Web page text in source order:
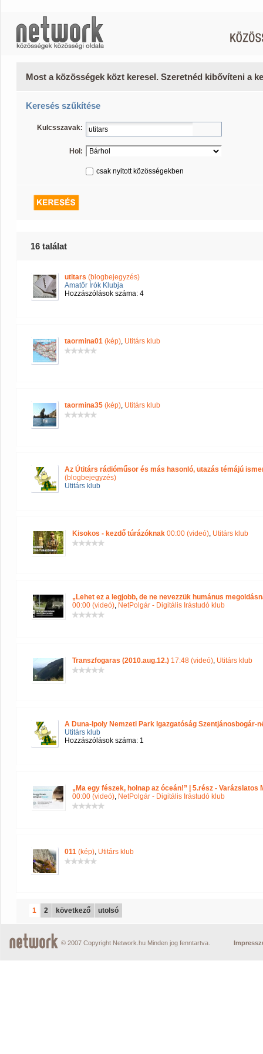
Most a közösségek közt keresel. Szeretnéd kibővíteni a
Keresés szűkítése
Kulcsszavak:
Hol:
csak nyitott közösségekben
16 találat
utitars (blogbejegyzés)
Amatőr Írók Klubja
Hozzászólások száma: 4
taormina01 (kép), Utitárs klub
taormina35 (kép), Utitárs klub
Az Útitárs rádióműsor és más hasonló, utazás témájú
(blogbejegyzés)
Utitárs klub
Kisokos - kezdő túrázóknak 00:00 (videó), Utitárs klub
„Lehet ez a legjobb, de ne nevezzük humánus
00:00 (videó), NetPolgár - Digitális Irástudó klub
Transzfogaras (2010.aug.12.) 17:48 (videó), Utitárs klub
A Duna-Ipoly Nemzeti Park Igazgatóság Szentjánosbogár-
Utitárs klub
Hozzászólások száma: 1
„Ma egy fészek, holnap az óceán!” | 5.rész -
00:00 (videó), NetPolgár - Digitális Irástudó klub
011 (kép), Utitárs klub
1 2 következő utolsó
© 2007 Copyright Network.hu Minden jog fenntartva.